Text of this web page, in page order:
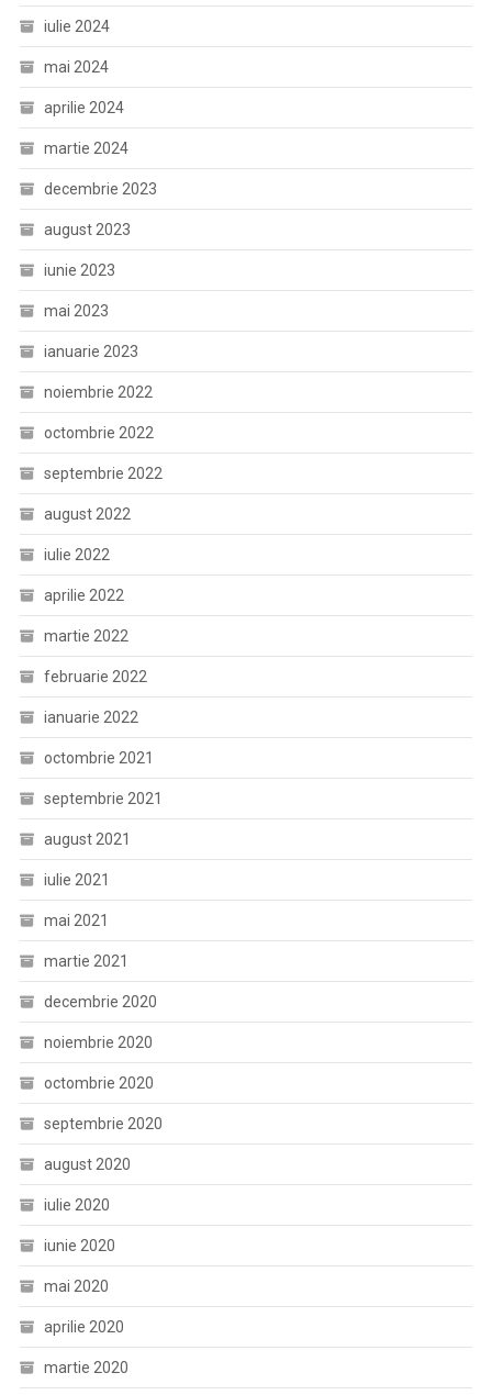
iulie 2024
mai 2024
aprilie 2024
martie 2024
decembrie 2023
august 2023
iunie 2023
mai 2023
ianuarie 2023
noiembrie 2022
octombrie 2022
septembrie 2022
august 2022
iulie 2022
aprilie 2022
martie 2022
februarie 2022
ianuarie 2022
octombrie 2021
septembrie 2021
august 2021
iulie 2021
mai 2021
martie 2021
decembrie 2020
noiembrie 2020
octombrie 2020
septembrie 2020
august 2020
iulie 2020
iunie 2020
mai 2020
aprilie 2020
martie 2020